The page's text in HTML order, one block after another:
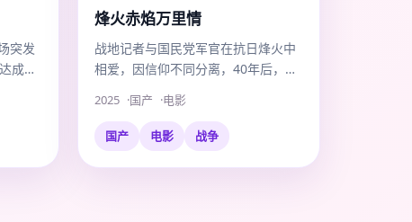
突发
成一
烽火赤焰万里情
战地记者与国民党军官在抗日烽火中
相爱，因信仰不同分离，40年后，他
2025 国产 电影
国产 电影 战争